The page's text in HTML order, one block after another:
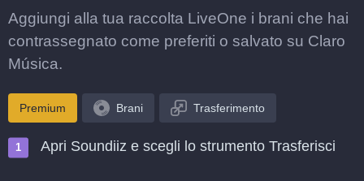
Aggiungi alla tua raccolta LiveOne i brani che hai
contrassegnato come preferiti o salvato su Claro
Música.
Premium Brani Trasferimento
Apri Soundiiz e scegli lo strumento Trasferisci